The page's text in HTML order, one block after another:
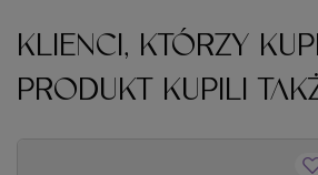
KLIENCI, KTÓRZY
PRODUKT KUPILI